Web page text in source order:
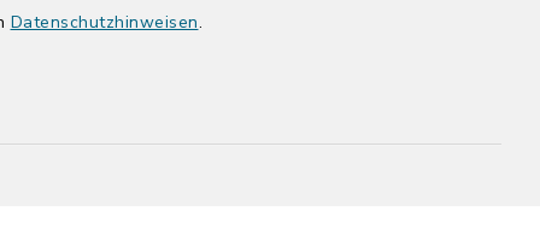
Datenschutzhinweisen.